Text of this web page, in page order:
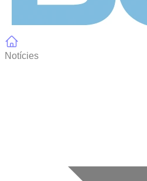
Notícies